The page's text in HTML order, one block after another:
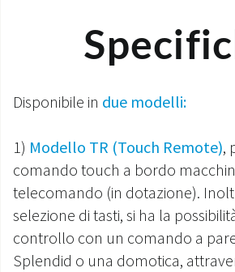
Disponibile in due modelli:
1) Modello TR (Touch Remote),
comando touch a bordo
telecomando (in dotazione).
selezione di tasti, si ha la
controllo con un comando a
Splendid o una domotica,